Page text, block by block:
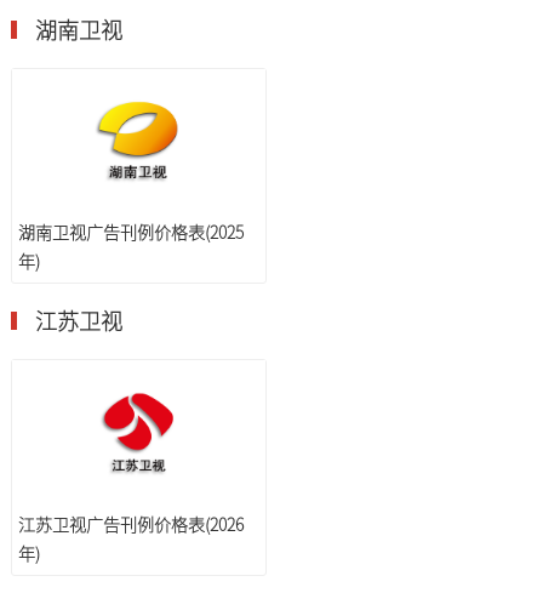
湖南卫视
湖南卫视广告刊例价格表(2025
年)
江苏卫视
江苏卫视广告刊例价格表(2026
年)